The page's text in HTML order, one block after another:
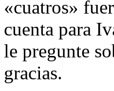
«cuatros»
cuenta para
le pregunte
gracias.